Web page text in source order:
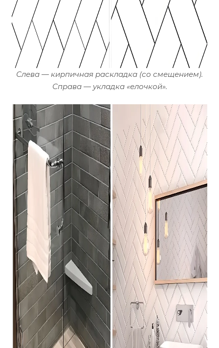
Слева — кирпичная раскладка (со смещением).
Справа — укладка «елочкой».